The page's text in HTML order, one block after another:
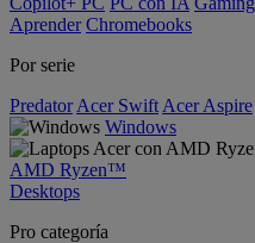
Aprender Chromebooks
Por serie
Predator Acer Swift Acer Aspire
Windows
AMD Ryzen™
Desktops
Pro categoría